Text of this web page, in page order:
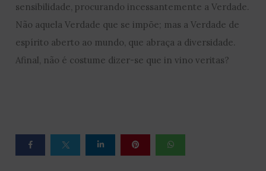
sensibilidade, procurando incessantemente a Verdade.
Não aquela Verdade que se impõe; mas a Verdade de
espírito aberto ao mundo, que abraça a diversidade.
Afinal, não é costume dizer-se que in vino veritas?